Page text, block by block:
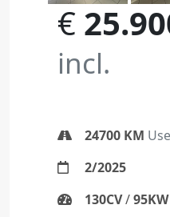
€
incl.
24700 KM
2/2025
130CV/95KW